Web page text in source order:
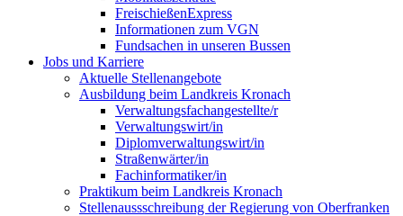
FreischießenExpress
Informationen zum VGN
Fundsachen in unseren Bussen
Jobs und Karriere
Aktuelle Stellenangebote
Ausbildung beim Landkreis Kronach
Verwaltungsfachangestellte/r
Verwaltungswirt/in
Diplomverwaltungswirt/in
Straßenwärter/in
Fachinformatiker/in
Praktikum beim Landkreis Kronach
Stellenaussschreibung der Regierung von Oberfranken